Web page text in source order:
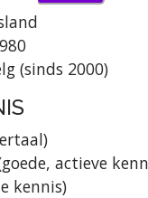
(sinds 2000)
actieve
kennis)